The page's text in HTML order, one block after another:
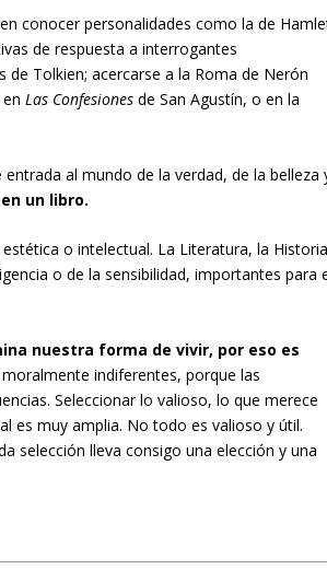
conocer personalidades como la de
de respuesta a interrogantes
Tolkien; acercarse a la Roma de Nerón
enLas Confesiones de San Agustín, o en la
al mundo de la verdad, de la belleza
un libro.
o intelectual. La Literatura, la
o de la sensibilidad, importantes para
nuestra forma de vivir, por eso es
indiferentes, porque las
Seleccionar lo valioso, lo que merece
es muy amplia. No todo es valioso y útil.
selección lleva consigo una elección y una